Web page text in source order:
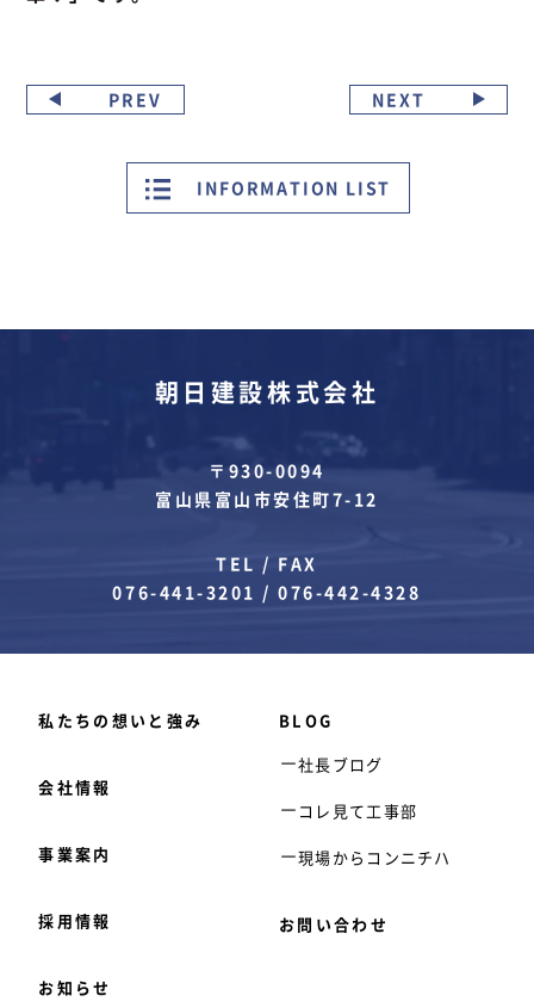
PREV
INFORMATION LIST
NEXT
朝日建設株式会社
〒930-0094
富山県富山市安住町7-12
TEL / FAX
076-441-3201 /076-442-4328
私たちの想いと強み
会社情報
事業案内
採用情報
お知らせ
BLOG
社長ブログ
コレ見て工事部
現場からコンニチハ
お問い合わせ